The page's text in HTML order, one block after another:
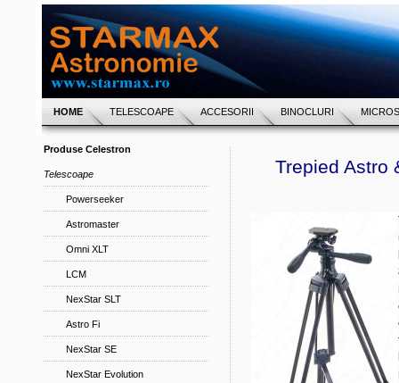
HOME TELESCOAPE ACCESORII BINOCLURI
Produse Celestron
Telescoape
Powerseeker
Astromaster
Omni XLT
LCM
NexStar SLT
Astro Fi
NexStar SE
NexStar Evolution
Trepied Astro